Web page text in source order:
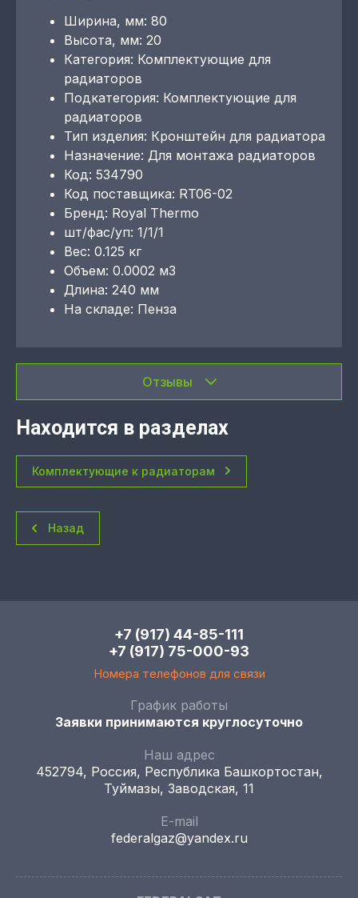
Ширина, мм: 80
Высота, мм: 20
Категория: Комплектующие для
радиаторов
Подкатегория: Комплектующие для
радиаторов
Тип изделия: Кронштейн для радиатора
Назначение: Для монтажа радиаторов
Код: 534790
Код поставщика: RT06-02
Бренд: Royal Thermo
шт/фас/уп: 1/1/1
Вес: 0.125 кг
Объем: 0.0002 м3
Длина: 240 мм
На складе: Пенза
Отзывы
Находится в разделах
Комплектующие к радиаторам
Назад
+7 (917) 44-85-111
+7 (917) 75-000-93
Номера телефонов для связи
График работы
Заявки принимаются круглосуточно
Наш адрес
452794, Россия, Республика Башкортостан,
Туймазы, Заводская, 11
E-mail
federalgaz@yandex.ru